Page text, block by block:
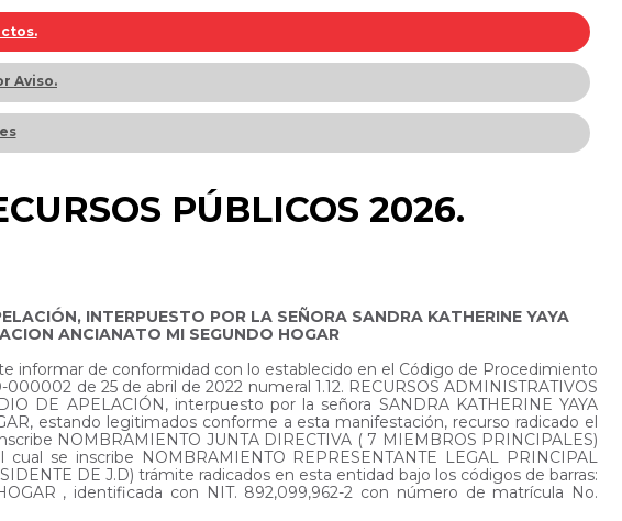
Aviso.
PÚBLICOS 2026.
INTERPUESTO POR LA SEÑORA SANDRA KATHERINE YAYA
ANCIANATO MI SEGUNDO HOGAR
informar de conformidad con lo establecido en el Código de Procedimiento
de 25 de abril de 2022 numeral 1.12. RECURSOS ADMINISTRATIVOS
DE APELACIÓN, interpuesto por la señora SANDRA KATHERINE YAYA
estando legitimados conforme a esta manifestación, recurso radicado el
NOMBRAMIENTO JUNTA DIRECTIVA ( 7 MIEMBROS PRINCIPALES)
se inscribe NOMBRAMIENTO REPRESENTANTE LEGAL PRINCIPAL
DE J.D) trámite radicados en esta entidad bajo los códigos de barras:
, identificada con NIT. 892,099,962-2 con número de matrícula No.